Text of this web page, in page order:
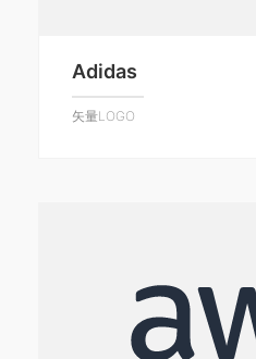
Adidas
矢量LOGO